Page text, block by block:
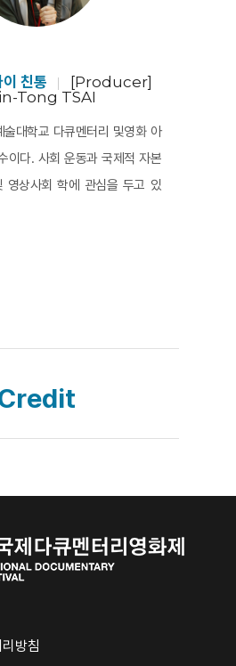
친통
[Producer]
Tong TSAI
술대학교 다큐멘터리 및영화 아
이다. 사회 운동과 국제적 자본
영상사회 학에 관심을 두고 있
방침